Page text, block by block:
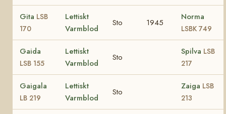
Gita LSB
170
Lettiskt
Varmblod
Sto 1945
Norma
LSBK 749
Gaida
LSB 155
Lettiskt
Varmblod
Sto
Spilva LSB
217
Gaigala
LB 219
Lettiskt
Varmblod
Sto
Zaiga LSB
213